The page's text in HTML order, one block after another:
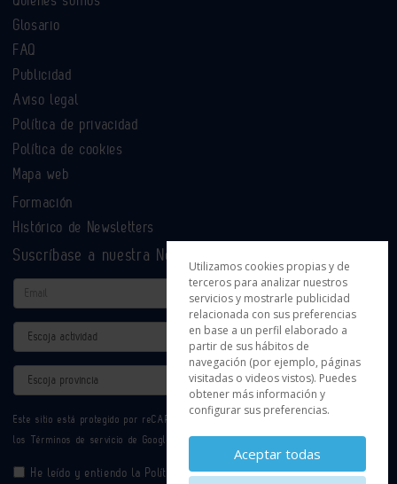
Glosario
FAQ
Publicidad
Aviso legal
Política de privacidad
Política de cookies
Mapa web
Formación
Histórico de Newsletters
Suscríbase a nuestra Newsletter
Email
Actividad
Provincia
Este sitio está protegido por reCAPTCHA y se aplican la
los Términos de servicio de Google.
He leído y entiendo la Política de Privacidad
Utilizamos cookies propias y de
terceros para analizar nuestros
servicios y mostrarle publicidad
relacionada con sus preferencias
en base a un perfil elaborado a
partir de sus hábitos de
navegación (por ejemplo, páginas
visitadas o videos vistos). Puedes
obtener más información y
configurar sus preferencias.
Aceptar todas